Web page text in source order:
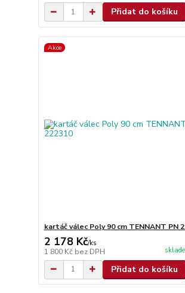
Přidat do košíku
Akce
kartáč válec Poly 90 cm TENNANT PN
2 178 Kč/ks
1 800 Kč bez DPH
Přidat do košíku